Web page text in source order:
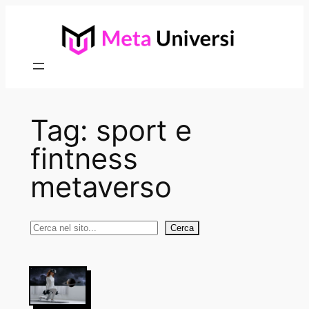
Tag: sport e
fintness
metaverso
Cerca Cerca